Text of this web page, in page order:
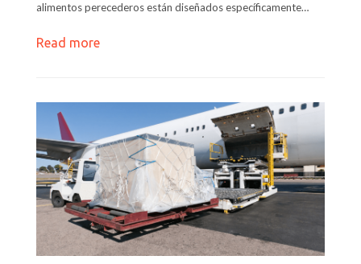
alimentos perecederos están diseñados específicamente…
Read more